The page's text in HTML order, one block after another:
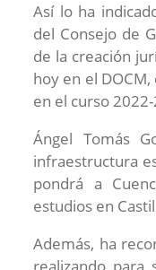
Así lo ha
del Consejo de
de la creación
hoy en el
en el curso
Ángel Tomás
infraestructura
pondrá a
estudios en
Además, ha
realizando para